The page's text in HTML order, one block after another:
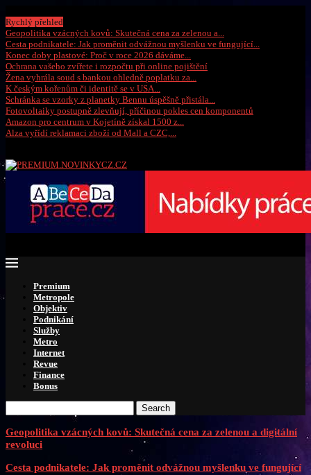
Rychlý přehled
Geopolitika vzácných kovů: Skutečná cena za zelenou a...
Cesta podnikatele: Jak proměnit odvážnou myšlenku ve fungující...
Konec doby plastové: Proč v roce 2026 dáváme...
Ochrana vašeho zvířete i rozpočtu při online pojištění
Žena vyhrála soud s bankou ohledně poplatku za...
K českým kořenům či identitě se v USA...
Schránka se vzorky z planetky Bennu úspěšně přistála...
Fotovoltaiky postupně zlevňují, příčinou pokles cen komponentů
Amazon pro centrum v Kojetíně získal 1500 z...
Alza vyřídí reklamaci zboží od Mall a CZC,...
Premium
Metropole
Objektiv
Podnikání
Služby
Metro
Internet
Revue
Finance
Bonus
Search
Geopolitika vzácných kovů: Skutečná cena za zelenou a digitální
revoluci
Cesta podnikatele: Jak proměnit odvážnou myšlenku ve fungující